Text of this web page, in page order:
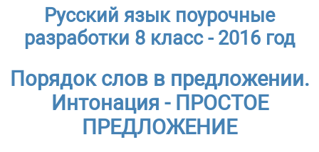
Русский язык поурочные
разработки 8 класс - 2016 год
Порядок слов в предложении.
Интонация - ПРОСТОЕ
ПРЕДЛОЖЕНИЕ